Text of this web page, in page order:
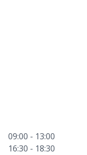
09:00 - 13:00
16:30 - 18:30